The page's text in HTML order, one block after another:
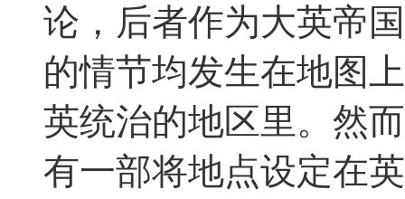
论，后者作为大英帝
的情节均发生在地图
英统治的地区里。然
有一部将地点设定在